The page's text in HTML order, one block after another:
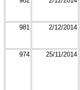
981 2/12/2014
974 25/11/2014